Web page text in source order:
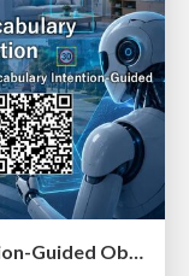
[MIRU26] Open-Vocabulary Intention-Guided Object Detection in Diverse Scenes